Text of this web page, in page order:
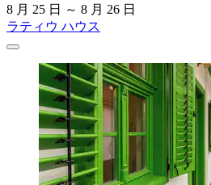
8 月 25 日 ～ 8 月 26 日
ラティウ ハウス